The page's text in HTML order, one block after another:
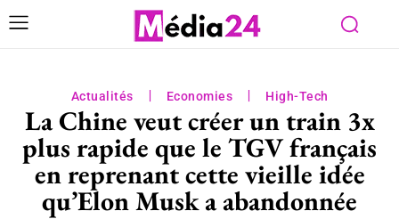
Actualités Economies High-Tech
La Chine veut créer un train 3x
plus rapide que le TGV français
en reprenant cette vieille idée
qu’Elon Musk a abandonnée